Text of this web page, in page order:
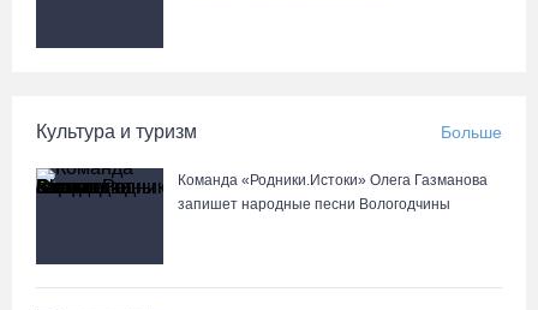
Культура и туризм Больше
Команда «Родники.Истоки» Олега Газманова
запишет народные песни Вологодчины